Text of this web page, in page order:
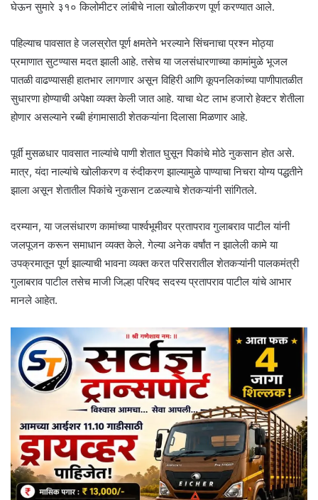
घेऊन सुमारे ३१० किलोमीटर लांबीचे नाला खोलीकरण पूर्ण करण्यात आले.
पहिल्याच पावसात हे जलस्रोत पूर्ण क्षमतेने भरल्याने सिंचनाचा प्रश्न मोठ्या
प्रमाणात सुटण्यास मदत झाली आहे. तसेच या जलसंधारणाच्या कामांमुळे भूजल
पातळी वाढण्यासही हातभार लागणार असून विहिरी आणि कूपनलिकांच्या पाणीपातळीत
सुधारणा होण्याची अपेक्षा व्यक्त केली जात आहे. याचा थेट लाभ हजारो हेक्टर शेतीला
होणार असल्याने रब्बी हंगामासाठी शेतकऱ्यांना दिलासा मिळणार आहे.
पूर्वी मुसळधार पावसात नाल्यांचे पाणी शेतात घुसून पिकांचे मोठे नुकसान होत असे.
मात्र, यंदा नाल्यांचे खोलीकरण व रुंदीकरण झाल्यामुळे पाण्याचा निचरा योग्य पद्धतीने
झाला असून शेतातील पिकांचे नुकसान टळल्याचे शेतकऱ्यांनी सांगितले.
दरम्यान, या जलसंधारण कामांच्या पार्श्वभूमीवर प्रतापराव गुलाबराव पाटील यांनी
जलपूजन करून समाधान व्यक्त केले. गेल्या अनेक वर्षांत न झालेली कामे या
उपक्रमातून पूर्ण झाल्याची भावना व्यक्त करत परिसरातील शेतकऱ्यांनी पालकमंत्री
गुलाबराव पाटील तसेच माजी जिल्हा परिषद सदस्य प्रतापराव पाटील यांचे आभार
मानले आहेत.